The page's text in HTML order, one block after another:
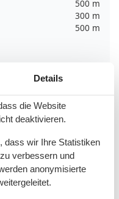
500 m
300 m
500 m
Details
die Website
deaktivieren.
dass wir Ihre Statistiken
verbessern und
anonymisierte